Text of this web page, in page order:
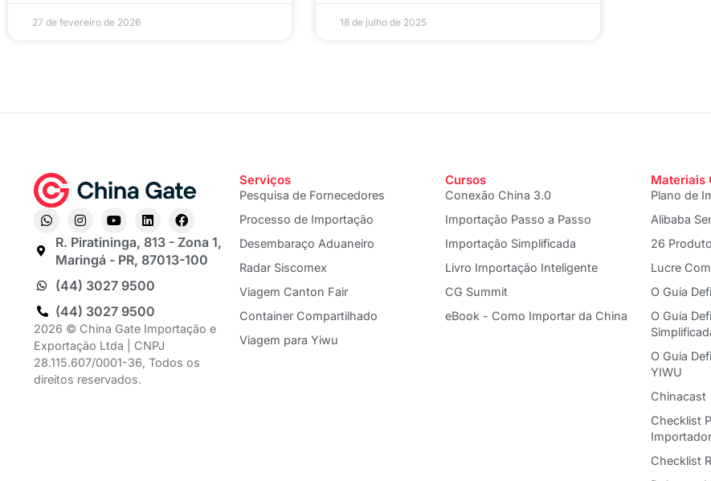
27 de fevereiro de 2026 18 de julho de 2025
R. Piratininga, 813 - Zona 1,
Maringá - PR, 87013-100
(44) 3027 9500
(44) 3027 9500
2026 © China Gate Importação e
Exportação Ltda | CNPJ
28.115.607/0001-36, Todos os
direitos reservados.
Serviços
Pesquisa de Fornecedores
Processo de Importação
Desembaraço Aduaneiro
Radar Siscomex
Viagem Canton Fair
Container Compartilhado
Viagem para Yiwu
Cursos
Conexão China 3.0
Importação Passo a Passo
Importação Simplificada
Livro Importação Inteligente
CG Summit
eBook - Como Importar da China
Materiais
Plano de
Alibaba
26
Lucre
O Guia
O Guia
O Guia
YIWU
Chinacast
Checklist
Importador
Checklist